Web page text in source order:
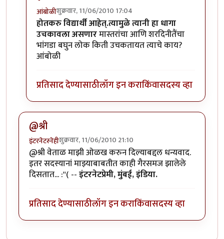
आंबोळीशुक्रवार, 11/06/2010 17:04
In reply toआंबोळी , इंटरनेट प्रेमी हे एकbyवेताळ
होतकरु विद्यार्थी आहेत्.त्यामुळे त्यानी हा धागा
उचकावला असणारमास्तरांचा आणि शरदिनीतैंचा
भांगडा बघुन लोक किती उचकतायत त्याचे काय?
आंबोळी
प्रतिसाद देण्यासाठीलॉग इन कराकिंवासदस्य व्हा
@श्री
इंटरनेटस्नेहीशुक्रवार, 11/06/2010 21:10
@श्री वेताळ माझी ओळख करुन दिल्याबद्दल धन्यवाद.
इतर सदस्यानां माझ्याबाबतीत काही गैरसमज झालेले
दिसतात... :''( --इंटरनेटप्रेमी, मुंबई, इंडिया.
प्रतिसाद देण्यासाठीलॉग इन कराकिंवासदस्य व्हा